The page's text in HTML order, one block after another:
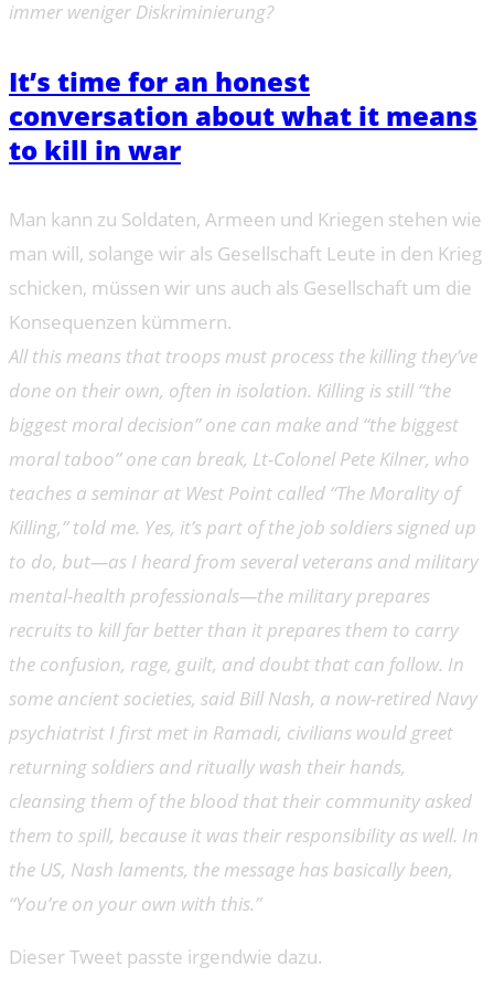
immer weniger Diskriminierung?
It’s time for an honest
conversation about what it means
to kill in war
Man kann zu Soldaten, Armeen und Kriegen stehen wie
man will, solange wir als Gesellschaft Leute in den Krieg
schicken, müssen wir uns auch als Gesellschaft um die
Konsequenzen kümmern.
All this means that troops must process the killing they’ve
done on their own, often in isolation. Killing is still “the
biggest moral decision” one can make and “the biggest
moral taboo” one can break, Lt-Colonel Pete Kilner, who
teaches a seminar at West Point called “The Morality of
Killing,” told me. Yes, it’s part of the job soldiers signed up
to do, but—as I heard from several veterans and military
mental-health professionals—the military prepares
recruits to kill far better than it prepares them to carry
the confusion, rage, guilt, and doubt that can follow. In
some ancient societies, said Bill Nash, a now-retired Navy
psychiatrist I first met in Ramadi, civilians would greet
returning soldiers and ritually wash their hands,
cleansing them of the blood that their community asked
them to spill, because it was their responsibility as well. In
the US, Nash laments, the message has basically been,
“You’re on your own with this.”
Dieser Tweet passte irgendwie dazu.